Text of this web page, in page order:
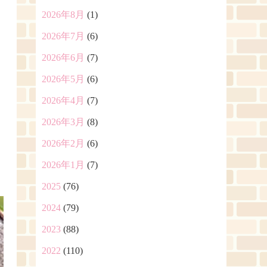
2026年8月 (1)
2026年7月 (6)
2026年6月 (7)
2026年5月 (6)
2026年4月 (7)
2026年3月 (8)
2026年2月 (6)
2026年1月 (7)
2025 (76)
2024 (79)
2023 (88)
2022 (110)